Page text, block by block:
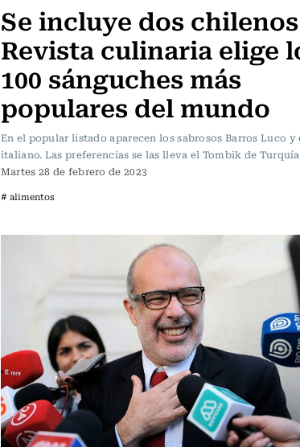
Se incluye dos
Revista culinaria elige
100 sánguches más
populares del mundo
En el popular listado aparecen los sabrosos Barros Luco
italiano. Las preferencias se las lleva el Tombik de
Martes 28 de febrero de 2023
# alimentos